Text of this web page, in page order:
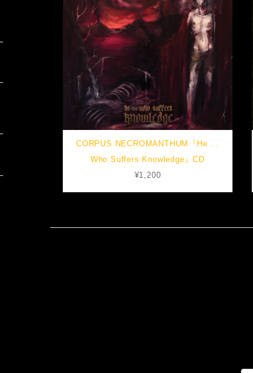
CORPUS NECROMANTHUM『He .​.​.
Who Suffers Knowledge』CD
¥1,200